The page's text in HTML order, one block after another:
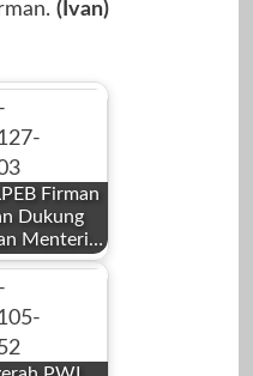
(Ivan)
Firman
Dukung
Menteri…
News